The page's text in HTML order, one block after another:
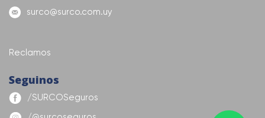
surco@surco.com.uy
Reclamos
Seguinos
/SURCOSeguros